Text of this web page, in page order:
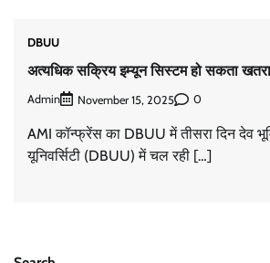
DBUU
अत्यधिक सक्रिय इम्यून सिस्टम हो सकता
Admin November 15, 2025 0
AMI कॉन्फ्रेंस का DBUU में तीसरा दिन देव
यूनिवर्सिटी (DBUU) में चल रही […]